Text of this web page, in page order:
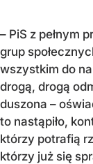
– PiS z pełnym
grup
wszystkim do
drogą, drogą
duszona –
to nastąpiło,
którzy potrafią
którzy już się